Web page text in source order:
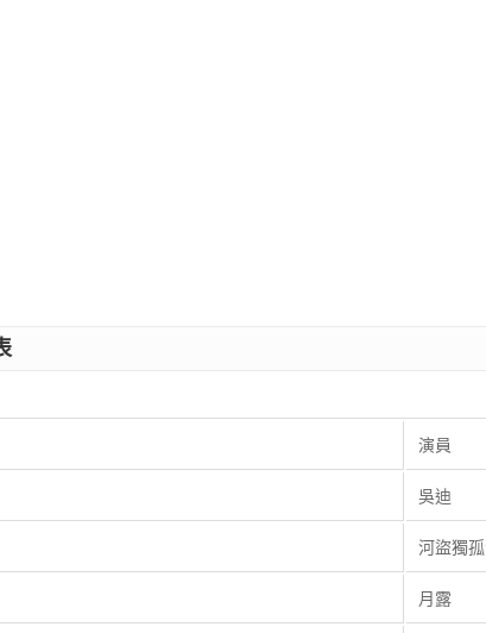
演員
吳迪
河盜獨
月露